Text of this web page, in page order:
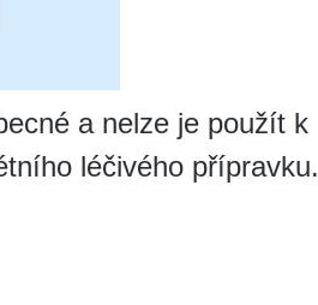
a nelze je použít k
léčivého přípravku.